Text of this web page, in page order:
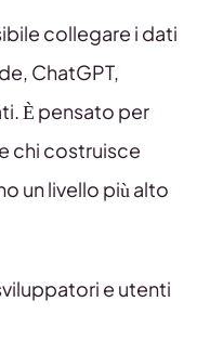
collegare i dati
ChatGPT,
È pensato per
chi costruisce
un livello più alto
e utenti